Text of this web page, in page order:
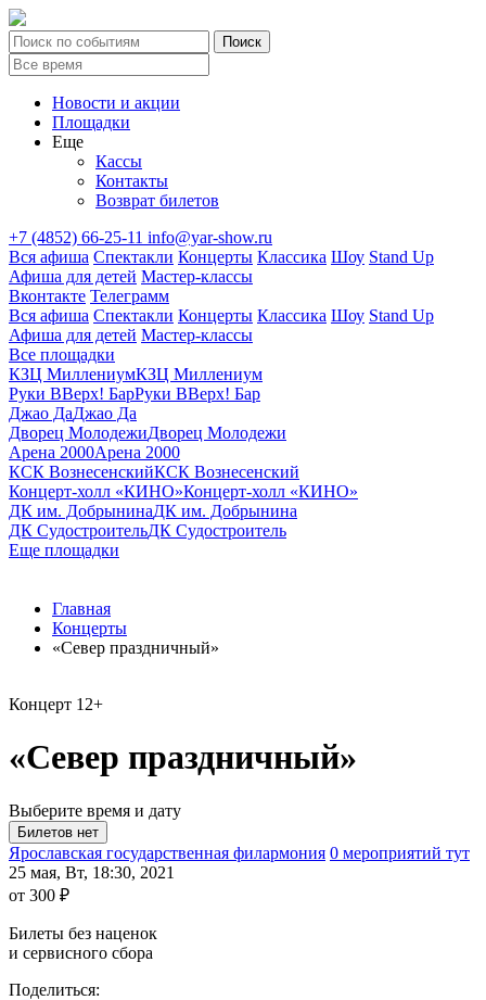
Новости и акции
Площадки
Еще
Кассы
Контакты
Возврат билетов
+7 (4852) 66-25-11 info@yar-show.ru
Вся афиша Спектакли Концерты Классика Шоу Stand Up
Афиша для детей Мастер-классы
Вконтакте Телеграмм
Вся афиша Спектакли Концерты Классика Шоу Stand Up
Афиша для детей Мастер-классы
Все площадки
КЗЦ МиллениумКЗЦ Миллениум
Руки ВВерх! БарРуки ВВерх! Бар
Джао ДаДжао Да
Дворец МолодежиДворец Молодежи
Арена 2000Арена 2000
КСК ВознесенскийКСК Вознесенский
Концерт-холл «КИНО»Концерт-холл «КИНО»
ДК им. ДобрынинаДК им. Добрынина
ДК СудостроительДК Судостроитель
Еще площадки
Главная
Концерты
«Север праздничный»
Концерт 12+
«Север праздничный»
Выберите время и дату
Ярославская государственная филармония 0 мероприятий тут
25 мая, Вт, 18:30, 2021
от 300 ₽
Билеты без наценок
и сервисного сбора
Поделиться: